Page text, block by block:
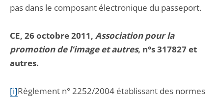
pas dans le composant électronique du passeport.
CE, 26 octobre 2011, Association pour la
promotion de l’image et autres, n°s 317827 et
autres.
[i]Règlement n° 2252/2004 établissant des normes